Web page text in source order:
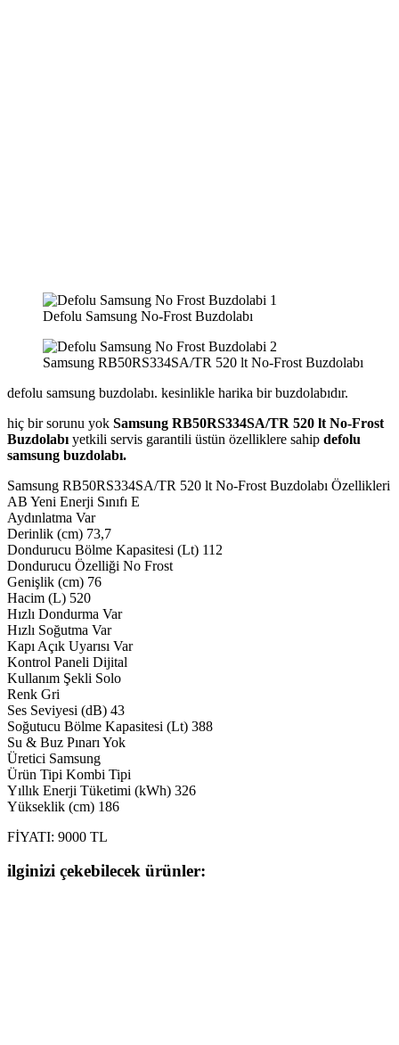
Defolu Samsung No-Frost Buzdolabı
Samsung RB50RS334SA/TR 520 lt No-Frost Buzdolabı
defolu samsung buzdolabı. kesinlikle harika bir buzdolabıdır.
hiç bir sorunu yok Samsung RB50RS334SA/TR 520 lt No-Frost
Buzdolabı yetkili servis garantili üstün özelliklere sahip defolu
samsung buzdolabı.
Samsung RB50RS334SA/TR 520 lt No-Frost Buzdolabı Özellikleri
AB Yeni Enerji Sınıfı E
Aydınlatma Var
Derinlik (cm) 73,7
Dondurucu Bölme Kapasitesi (Lt) 112
Dondurucu Özelliği No Frost
Genişlik (cm) 76
Hacim (L) 520
Hızlı Dondurma Var
Hızlı Soğutma Var
Kapı Açık Uyarısı Var
Kontrol Paneli Dijital
Kullanım Şekli Solo
Renk Gri
Ses Seviyesi (dB) 43
Soğutucu Bölme Kapasitesi (Lt) 388
Su & Buz Pınarı Yok
Üretici Samsung
Ürün Tipi Kombi Tipi
Yıllık Enerji Tüketimi (kWh) 326
Yükseklik (cm) 186
FİYATI: 9000 TL
ilginizi çekebilecek ürünler: